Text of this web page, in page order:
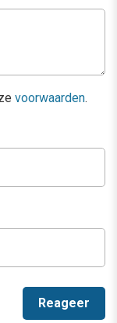
voorwaarden.